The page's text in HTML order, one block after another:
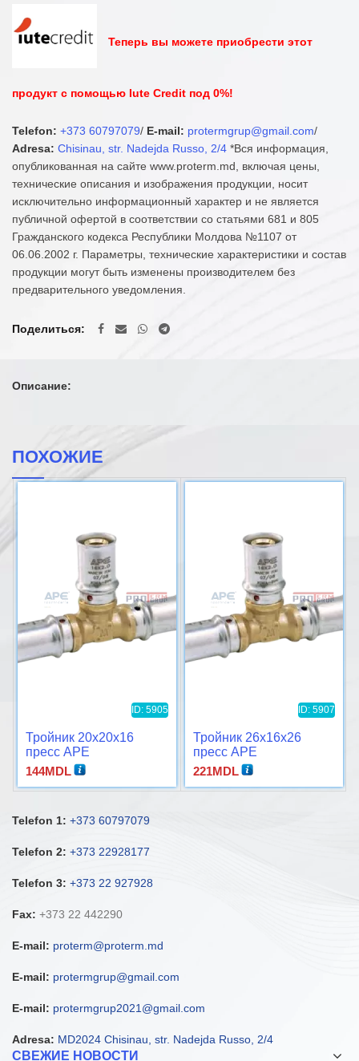
Теперь вы можете приобрести этот
продукт с помощью Iute Credit под 0%!
Telefon: +373 60797079/ E-mail: protermgrup@gmail.com/
Adresa: Chisinau, str. Nadejda Russo, 2/4 *Вся информация,
опубликованная на сайте www.proterm.md, включая цены,
технические описания и изображения продукции, носит
исключительно информационный характер и не является
публичной офертой в соответствии со статьями 681 и 805
Гражданского кодекса Республики Молдова №1107 от
06.06.2002 г. Параметры, технические характеристики и состав
продукции могут быть изменены производителем без
предварительного уведомления.
Поделиться
Описание:
ПОХОЖИЕ
ID: 5905
Тройник 20x20x16
пресс APE
144MDL
ID: 5907
Тройник 26x16x26
пресс APE
221MDL
Telefon 1: +373 60797079
Telefon 2: +373 22928177
Telefon 3: +373 22 927928
Fax: +373 22 442290
E-mail: proterm@proterm.md
E-mail: protermgrup@gmail.com
E-mail: protermgrup2021@gmail.com
Adresa: MD2024 Chisinau, str. Nadejda Russo, 2/4
СВЕЖИЕ НОВОСТИ